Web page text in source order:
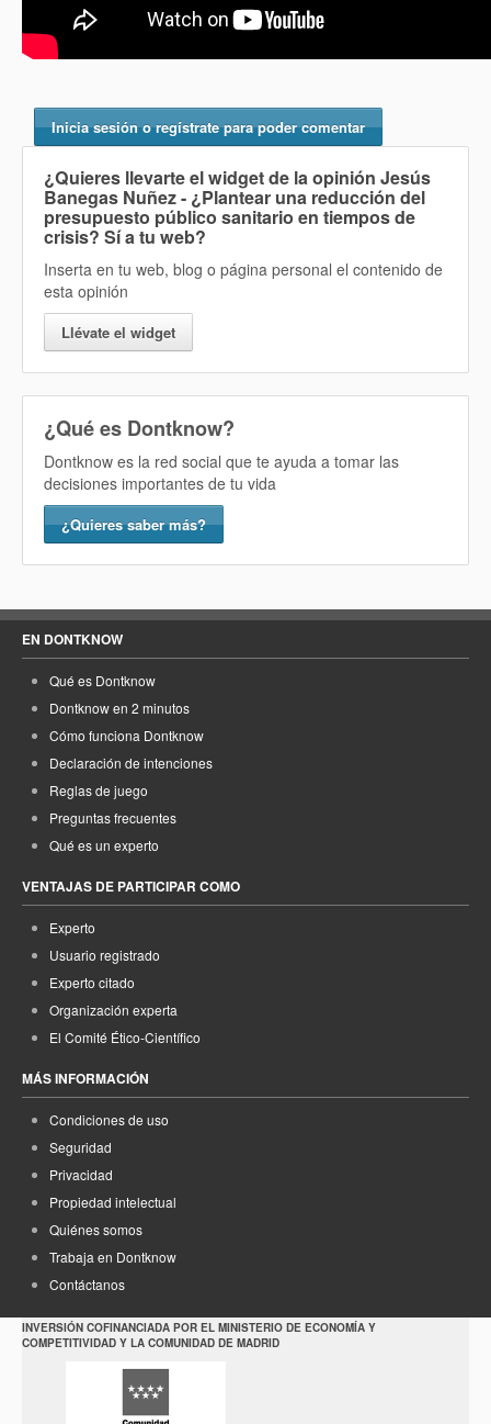
Inicia sesión o regístrate para poder comentar
¿Quieres llevarte el widget de la opinión Jesús
Banegas Nuñez - ¿Plantear una reducción del
presupuesto público sanitario en tiempos de
crisis? Sía tu web?
Inserta en tu web, blog o página personal el contenido de
esta opinión
Llévate el widget
¿Qué es Dontknow?
Dontknow es la red social que te ayuda a tomar las
decisiones importantes de tu vida
¿Quieres saber más?
EN DONTKNOW
Qué es Dontknow
Dontknow en 2 minutos
Cómo funciona Dontknow
Declaración de intenciones
Reglas de juego
Preguntas frecuentes
Qué es un experto
VENTAJAS DE PARTICIPAR COMO
Experto
Usuario registrado
Experto citado
Organización experta
El Comité Ético-Científico
MÁS INFORMACIÓN
Condiciones de uso
Seguridad
Privacidad
Propiedad intelectual
Quiénes somos
Trabaja en Dontknow
Contáctanos
INVERSIÓN COFINANCIADA POR EL MINISTERIO DE ECONOMÍA Y
COMPETITIVIDAD Y LA COMUNIDAD DE MADRID